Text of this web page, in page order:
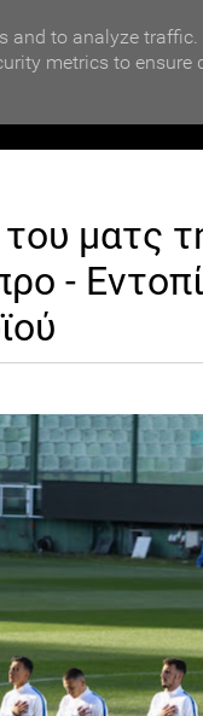
με την Κύπρο -ματς
-
to analyze
metrics to ensure